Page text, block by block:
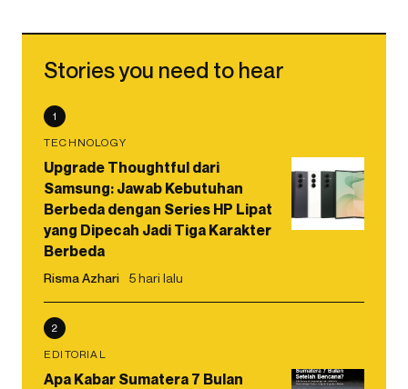
Stories you need to hear
1
TECHNOLOGY
Upgrade Thoughtful dari
Samsung: Jawab Kebutuhan
Berbeda dengan Series HP Lipat
yang Dipecah Jadi Tiga Karakter
Berbeda
Risma Azhari 5 hari lalu
2
EDITORIAL
Apa Kabar Sumatera 7 Bulan